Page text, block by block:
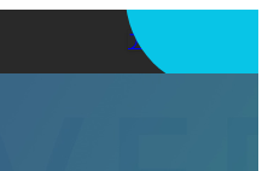
アプリを使う